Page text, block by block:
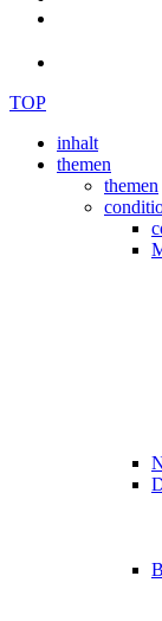
TOP
inhalt
themen
themen